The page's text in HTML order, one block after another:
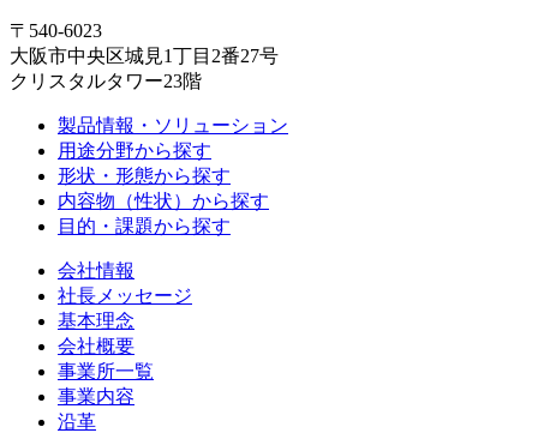
〒540-6023
大阪市中央区城見1丁目2番27号
クリスタルタワー23階
製品情報・ソリューション
用途分野から探す
形状・形態から探す
内容物（性状）から探す
目的・課題から探す
会社情報
社長メッセージ
基本理念
会社概要
事業所一覧
事業内容
沿革